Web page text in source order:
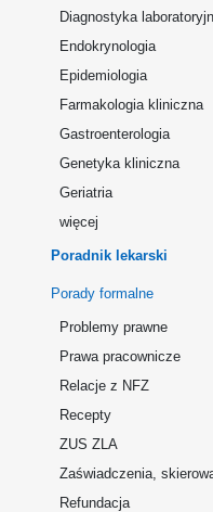
Diagnostyka
Endokrynologia
Epidemiologia
Farmakologia kliniczna
Gastroenterologia
Genetyka kliniczna
Geriatria
więcej
Poradnik lekarski
Porady formalne
Problemy prawne
Prawa pracownicze
Relacje z NFZ
Recepty
ZUS ZLA
Zaświadczenia,
Refundacja